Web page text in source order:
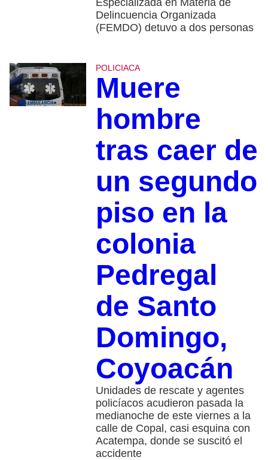
Delincuencia Organizada
(FEMDO) detuvo a dos personas
POLICIACA
Muere
hombre
tras caer de
un segundo
piso en la
colonia
Pedregal
de Santo
Domingo,
Coyoacán
Unidades de rescate y agentes
policíacos acudieron pasada la
medianoche de este viernes a la
calle de Copal, casi esquina con
Acatempa, donde se suscitó el
accidente